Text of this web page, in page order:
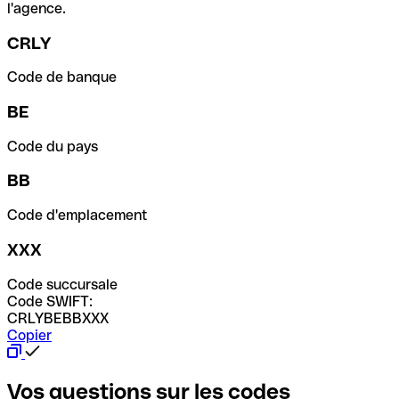
l'agence.
CRLY
Code de banque
BE
Code du pays
BB
Code d'emplacement
XXX
Code succursale
Code SWIFT:
CRLYBEBBXXX
Copier
Vos questions sur les codes